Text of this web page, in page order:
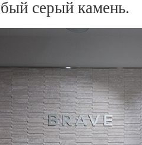
серый камень.